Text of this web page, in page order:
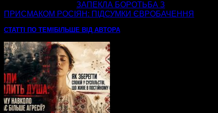
ЗАПЕКЛА БОРОТЬБА З
ПРИСМАКОМ РОСІЯН: ПІДСУМКИ ЄВРОБАЧЕННЯ
СТАТТІ ПО ТЕМІ БІЛЬШЕ ВІД АВТОРА